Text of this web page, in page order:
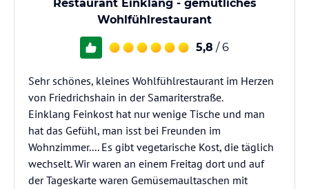
Restaurant Einklang - gemütliches
Wohlfühlrestaurant
5,8 / 6
Sehr schönes, kleines Wohlfühlrestaurant im Herzen
von Friedrichshain in der Samariterstraße.
Einklang Feinkost hat nur wenige Tische und man
hat das Gefühl, man isst bei Freunden im
Wohnzimmer.... Es gibt vegetarische Kost, die täglich
wechselt. Wir waren an einem Freitag dort und auf
der Tageskarte waren Gemüsemaultaschen mit